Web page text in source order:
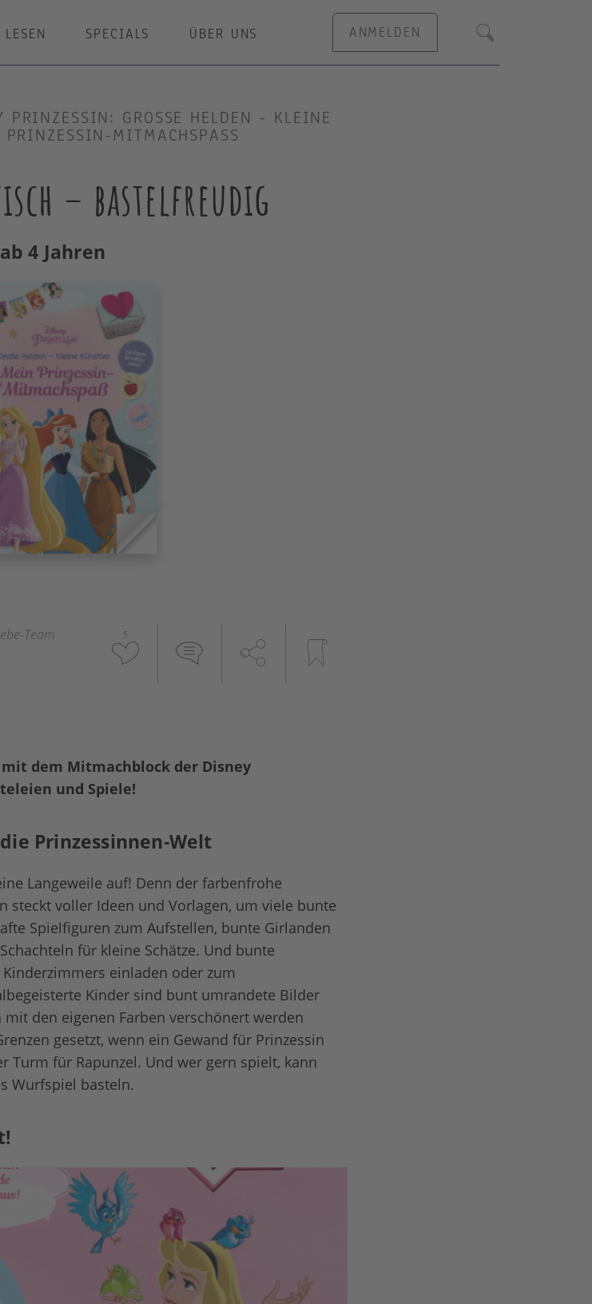
LESEN SPECIALS ÜBER UNS ANMELDEN Suche
PRINZESSIN: GROSSE HELDEN - KLEINE K
MITMACHSPASS
– bastelfreudig
ab 4 Jahren
Team 5
dem Mitmachblock der Disney
und Spiele!
Prinzessinnen-Welt
Langeweile auf! Denn der farbenfrohe
steckt voller Ideen und Vorlagen, um viele bunte
Spielfiguren zum Aufstellen, bunte Girlanden
für kleine Schätze. Und bunte
einladen oder zum
Kinder sind bunt umrandete Bilder
den eigenen Farben verschönert werden
gesetzt, wenn ein Gewand für Prinzessin
Turm für Rapunzel. Und wer gern spielt, kann
Wurfspiel basteln.